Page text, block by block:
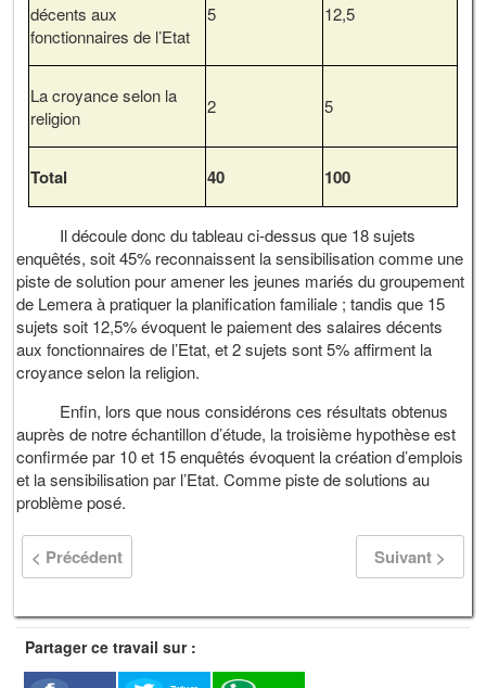
décents aux
fonctionnaires de l’Etat
5 12,5
La croyance selon la
religion
2 5
Total 40 100
Il découle donc du tableau ci-dessus que 18 sujets
enquêtés, soit 45% reconnaissent la sensibilisation comme une
piste de solution pour amener les jeunes mariés du groupement
de Lemera à pratiquer la planification familiale ; tandis que 15
sujets soit 12,5% évoquent le paiement des salaires décents
aux fonctionnaires de l’Etat, et 2 sujets sont 5% affirment la
croyance selon la religion.
Enfin, lors que nous considérons ces résultats obtenus
auprès de notre échantillon d’étude, la troisième hypothèse est
confirmée par 10 et 15 enquêtés évoquent la création d’emplois
et la sensibilisation par l’Etat. Comme piste de solutions au
problème posé.
< Précédent Suivant >
Partager ce travail sur :